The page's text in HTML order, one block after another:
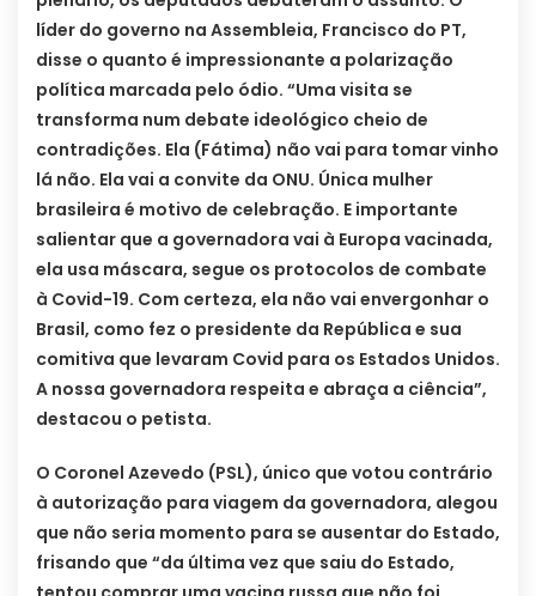
líder do governo na Assembleia, Francisco do PT,
disse o quanto é impressionante a polarização
política marcada pelo ódio. “Uma visita se
transforma num debate ideológico cheio de
contradições. Ela (Fátima) não vai para tomar vinho
lá não. Ela vai a convite da ONU. Única mulher
brasileira é motivo de celebração. E importante
salientar que a governadora vai à Europa vacinada,
ela usa máscara, segue os protocolos de combate
à Covid-19. Com certeza, ela não vai envergonhar o
Brasil, como fez o presidente da República e sua
comitiva que levaram Covid para os Estados Unidos.
A nossa governadora respeita e abraça a ciência”,
destacou o petista.
O Coronel Azevedo (PSL), único que votou contrário
à autorização para viagem da governadora, alegou
que não seria momento para se ausentar do Estado,
frisando que “da última vez que saiu do Estado,